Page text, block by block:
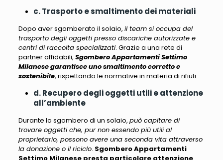
c. Trasporto e smaltimento dei materiali
Dopo aver sgomberato il solaio, il team si occupa del
trasporto degli oggetti presso discariche autorizzate e
centri di raccolta specializzati. Grazie a una rete di
partner affidabili, Sgombero Appartamenti Settimo
Milanese garantisce uno smaltimento corretto e
sostenibile, rispettando le normative in materia di rifiuti.
d. Recupero degli oggetti utili e attenzione
all’ambiente
Durante lo sgombero di un solaio, può capitare di
trovare oggetti che, pur non essendo più utili al
proprietario, possono avere una seconda vita attraverso
la donazione o il riciclo. Sgombero Appartamenti